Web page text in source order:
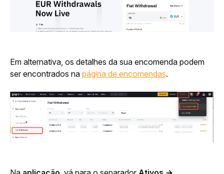
Em alternativa, os detalhes da sua encomenda podem
ser encontrados na página de encomendas.